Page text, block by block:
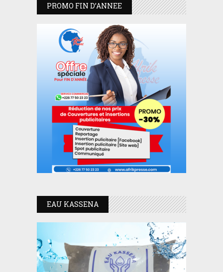
PROMO FIN D’ANNEE
EAU KASSENA